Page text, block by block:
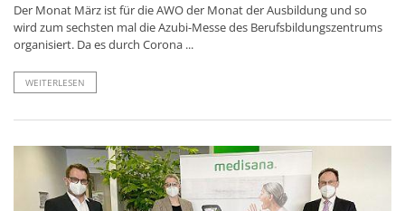
Der Monat März ist für die AWO der Monat der Ausbildung und so
wird zum sechsten mal die Azubi-Messe des Berufsbildungszentrums
organisiert. Da es durch Corona ...
WEITERLESEN